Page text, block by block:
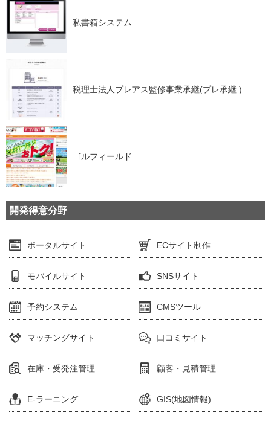
私書箱システム
税理士法人プレアス監修事業承継(プレ承継 )
ゴルフィールド
開発得意分野
ポータルサイト ECサイト制作
モバイルサイト SNSサイト
予約システム CMSツール
マッチングサイト 口コミサイト
在庫・受発注管理 顧客・見積管理
E-ラーニング GIS(地図情報)